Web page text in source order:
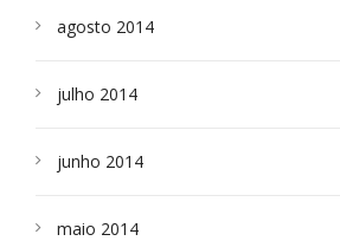
agosto 2014
julho 2014
junho 2014
maio 2014